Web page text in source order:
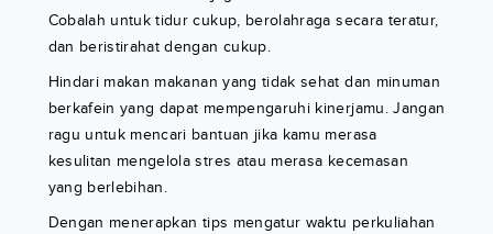
Cobalah untuk tidur cukup, berolahraga secara teratur,
dan beristirahat dengan cukup.
Hindari makan makanan yang tidak sehat dan minuman
berkafein yang dapat mempengaruhi kinerjamu. Jangan
ragu untuk mencari bantuan jika kamu merasa
kesulitan mengelola stres atau merasa kecemasan
yang berlebihan.
Dengan menerapkan tips mengatur waktu perkuliahan